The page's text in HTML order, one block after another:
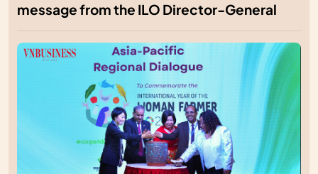
message from the ILO Director-General